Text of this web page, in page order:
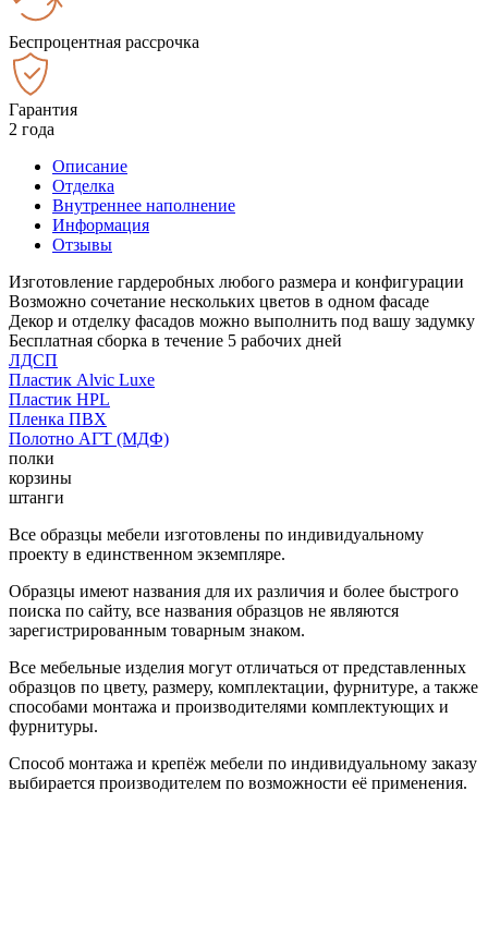
Беспроцентная рассрочка
Гарантия
2 года
Описание
Отделка
Внутреннее наполнение
Информация
Отзывы
Изготовление гардеробных любого размера и конфигурации
Возможно сочетание нескольких цветов в одном фасаде
Декор и отделку фасадов можно выполнить под вашу задумку
Бесплатная сборка в течение 5 рабочих дней
ЛДСП
Пластик Alvic Luxe
Пластик HPL
Пленка ПВХ
Полотно АГТ (МДФ)
полки
корзины
штанги
Все образцы мебели изготовлены по индивидуальному
проекту в единственном экземпляре.
Образцы имеют названия для их различия и более быстрого
поиска по сайту, все названия образцов не являются
зарегистрированным товарным знаком.
Все мебельные изделия могут отличаться от представленных
образцов по цвету, размеру, комплектации, фурнитуре, а также
способами монтажа и производителями комплектующих и
фурнитуры.
Способ монтажа и крепёж мебели по индивидуальному заказу
выбирается производителем по возможности её применения.